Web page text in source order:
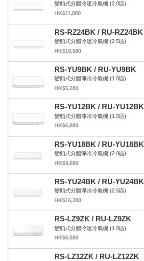
變頻式分體冷暖冷氣機 (2.0匹)
HK$11,880
RS-RZ24BK / RU-RZ24BK
變頻式分體冷暖冷氣機 (2.5匹)
HK$18,580
RS-YU9BK / RU-YU9BK
變頻式分體淨冷冷氣機 (1.0匹)
HK$5,280
RS-YU12BK / RU-YU12BK
變頻式分體淨冷冷氣機 (1.5匹)
HK$6,880
RS-YU18BK / RU-YU18BK
變頻式分體淨冷冷氣機 (2.0匹)
HK$9,680
RS-YU24BK / RU-YU24BK
變頻式分體淨冷冷氣機 (2.5匹)
HK$16,280
RS-LZ9ZK / RU-LZ9ZK
變頻式分體冷暖冷氣機 (1.0匹)
HK$6,580
RS-LZ12ZK / RU-LZ12ZK